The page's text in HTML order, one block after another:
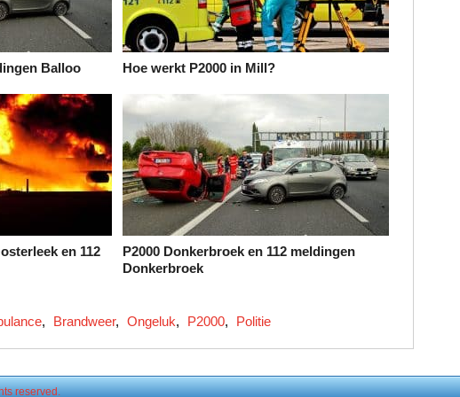
Balloo Hoe werkt P2000 in Mill?
en 112
P2000 Donkerbroek en 112 meldingen
Donkerbroek
, Brandweer, Ongeluk, P2000, Politie
reserved.